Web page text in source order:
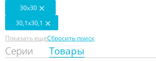
30x30
30,1x30,1
Показать ещёСбросить поиск
Серии Товары